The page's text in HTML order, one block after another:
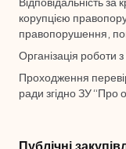
корупцією
правопорушення,
Організація роботи
Проходження
ради згідно ЗУ